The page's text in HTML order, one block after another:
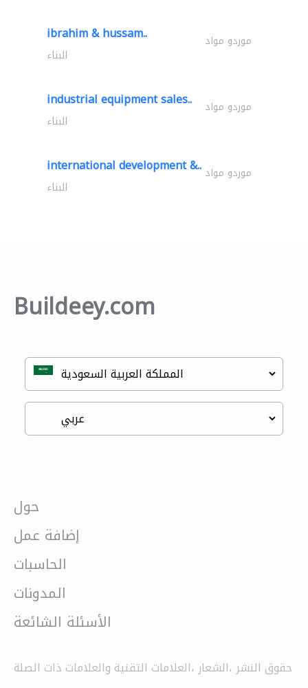
ibrahim & hussam.. موردو مواد
البناء
industrial equipment sales.. موردو مواد
البناء
international development &.. موردو مواد
البناء
Buildeey.com
حول
إضافة عمل
الحاسبات
المدونات
الأسئلة الشائعة
حقوق النشر ،الشعار ،العلامات التقنية والعلامات ذات الصلة